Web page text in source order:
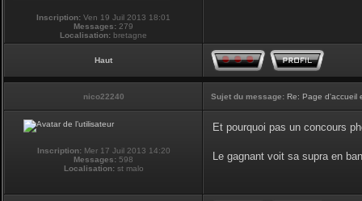
Inscription: Ven 19 Juil 2013 18:01
Messages: 279
Localisation: bretagne
Haut
nico22240 Sujet du message: Re: Page d'accueil
Inscription:Mer 17 Juil 2013 14:20
Messages: 598
Localisation:st malo
Et pourquoi pas un concours
Le gagnant voit sa supra en